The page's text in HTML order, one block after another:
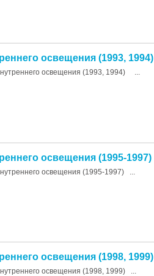
освещения (1993, 1994)
освещения (1993, 1994) ...
освещения (1995-1997)
освещения (1995-1997) ...
освещения (1998, 1999)
освещения (1998, 1999) ...